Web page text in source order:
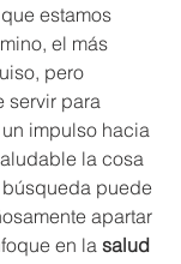
estamos
el más
pero
servir para
impulso hacia
la cosa
búsqueda puede
apartar
en la salud